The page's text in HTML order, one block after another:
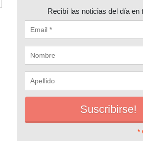
Recibí las noticias del día en
*